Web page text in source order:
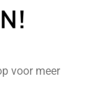
voor meer